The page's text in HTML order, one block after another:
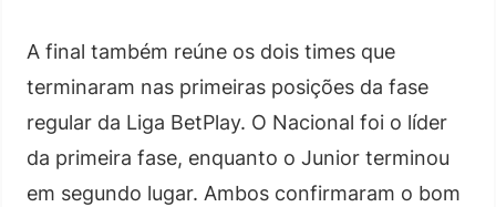
A final também reúne os dois times que
terminaram nas primeiras posições da fase
regular da Liga BetPlay. O Nacional foi o líder
da primeira fase, enquanto o Junior terminou
em segundo lugar. Ambos confirmaram o bom